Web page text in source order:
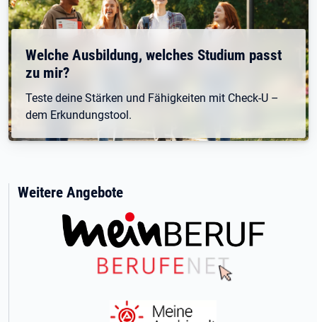
Welche Ausbildung, welches Studium passt
zu mir?
Teste deine Stärken und Fähigkeiten mit Check-U –
dem Erkundungstool.
Weitere Angebote